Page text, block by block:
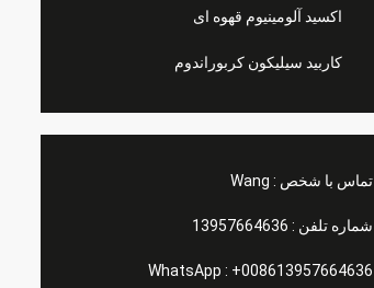
اکسید آلومینیوم قهوه ای
کاربید سیلیکون کربوراندوم
تماس با شخص : Wang
شماره تلفن : 13957664636
WhatsApp : +008613957664636